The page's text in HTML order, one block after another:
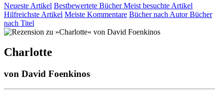
Neueste Artikel Bestbewertete BücherMeist besuchte Artikel
Hilfreichste Artikel Meiste Kommentare Bücher nach AutorBücher
nach Titel
Charlotte
von David Foenkinos